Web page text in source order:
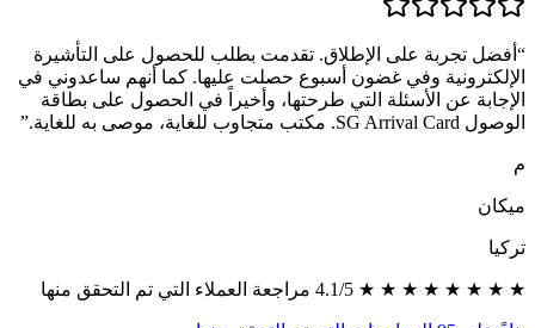
“ أفضل تجربة على الإطلاق. تقدمت بطلب للحصول على التأشيرة
الإلكترونية وفي غضون أسبوع حصلت عليها. كما أنهم ساعدوني في
الإجابة عن الأسئلة التي طرحتها، وأخيراً في الحصول على بطاقة
الوصول SG Arrival Card. مكتب متجاوب للغاية، موصى به للغاية.
”
م
ميكان
تركيا
★ ★ ★ ★ ★ ★ ★ ★ 4.1/5 مراجعة العملاء التي تم التحقق منها